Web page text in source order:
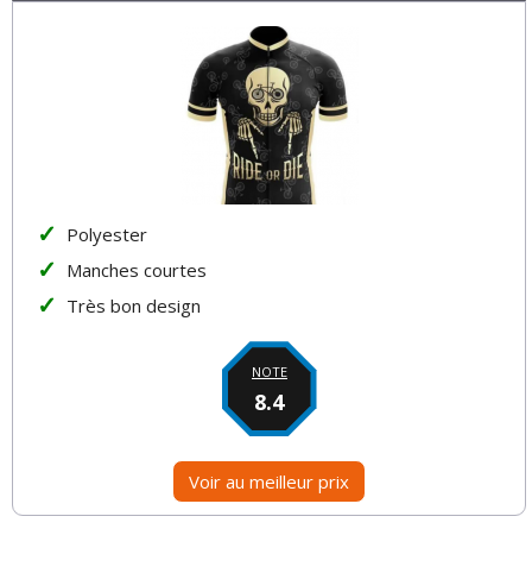
Polyester
Manches courtes
Très bon design
NOTE
8.4
Voir au meilleur prix